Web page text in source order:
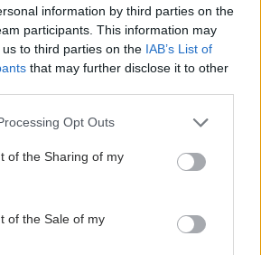
information by third parties on the
participants. This information may
to third parties on the IAB’s List of
that may further disclose it to other
website/app uses one or more Google
or usage behaviour. You may click to
to Google and its third-party tags to
specified purposes in below Google
Opt Outs
of the Sharing of my
of the Sale of my